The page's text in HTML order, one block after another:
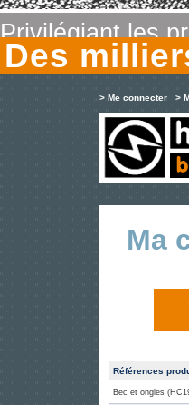
Privilégiant les
Des
> Me connecter >
Ma
Références
Bec et ongles